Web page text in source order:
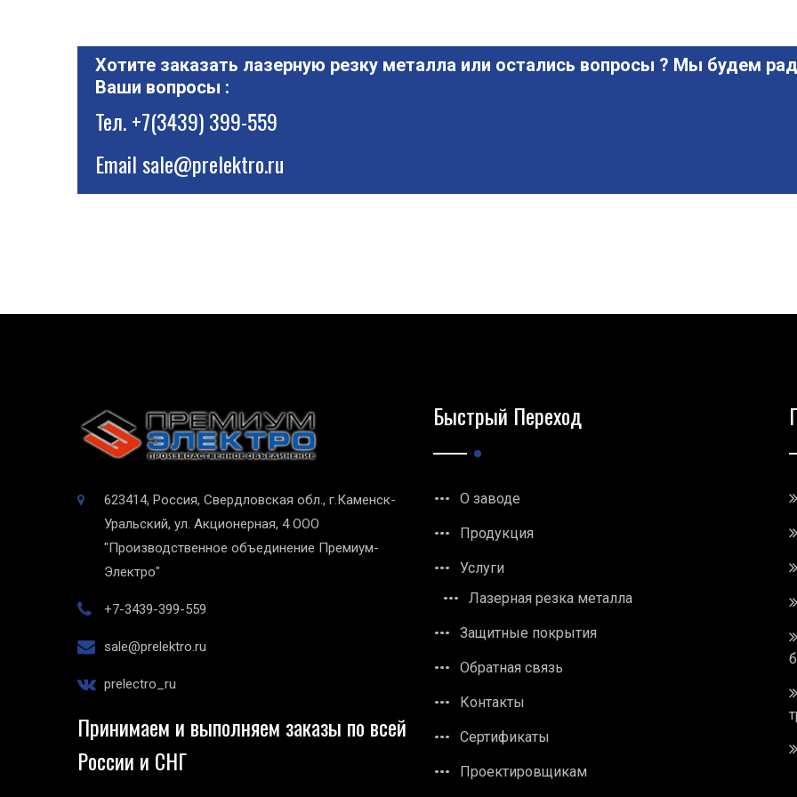
Хотите заказать лазерную резку металла или остались вопросы ? Мы будем
Ваши вопросы :
Тел.+7(3439) 399-559
Emailsale@prelektro.ru
623414, Россия, Свердловская обл., г.Каменск-
Уральский, ул. Акционерная, 4 ООО
"Производственное объединение Премиум-
Электро"
+7-3439-399-559
sale@prelektro.ru
prelectro_ru
Принимаем и выполняем заказы по всей
России и СНГ
Быстрый Переход
О заводе
Продукция
Услуги
Лазерная резка металла
Защитные покрытия
Обратная связь
Контакты
Сертификаты
Проектировщикам